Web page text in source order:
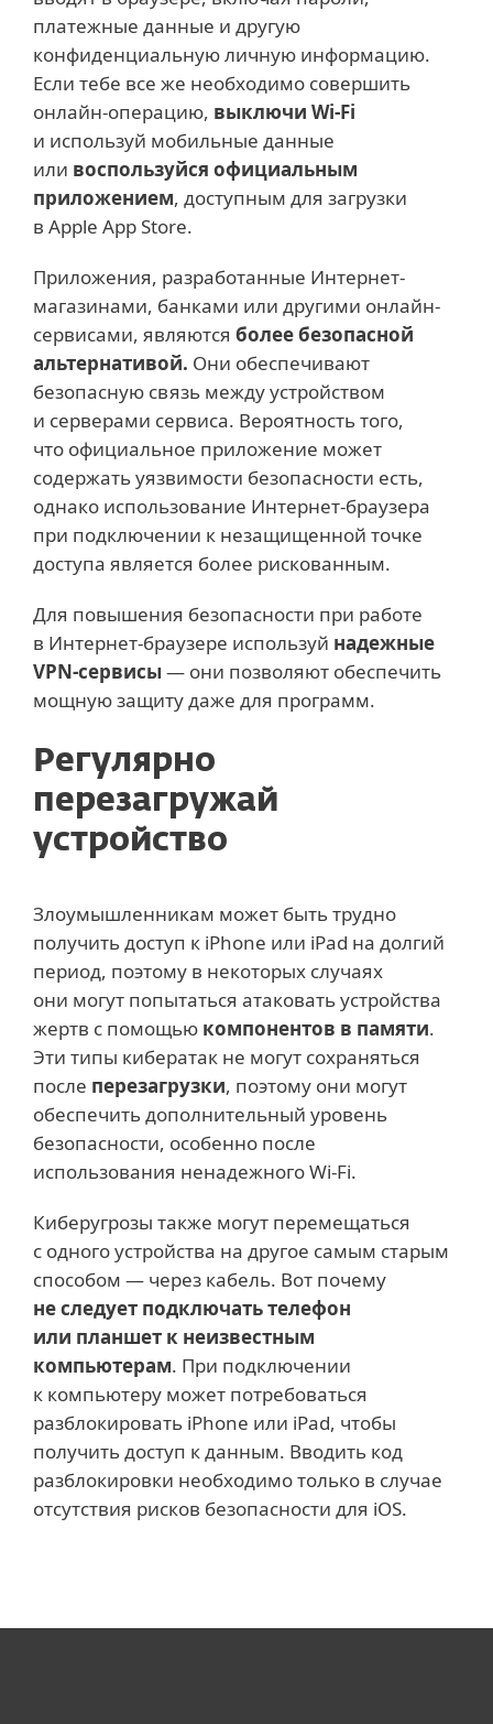
платежные данные и другую
конфиденциальную личную информацию.
Если тебе все же необходимо совершить
онлайн-операцию, выключи Wi-Fi
и используй мобильные данные
или воспользуйся официальным
приложением, доступным для загрузки
в Apple App Store.
Приложения, разработанные Интернет-
магазинами, банками или другими онлайн-
сервисами, являются более безопасной
альтернативой. Они обеспечивают
безопасную связь между устройством
и серверами сервиса. Вероятность того,
что официальное приложение может
содержать уязвимости безопасности есть,
однако использование Интернет-браузера
при подключении к незащищенной точке
доступа является более рискованным.
Для повышения безопасности при работе
в Интернет-браузере используй надежные
VPN-сервисы— они позволяют обеспечить
мощную защиту даже для программ.
Регулярно
перезагружай
устройство
Злоумышленникам может быть трудно
получить доступ к iPhone или iPad на долгий
период, поэтому в некоторых случаях
они могут попытаться атаковать устройства
жертв с помощью компонентов в памяти.
Эти типы кибератак не могут сохраняться
после перезагрузки, поэтому они могут
обеспечить дополнительный уровень
безопасности, особенно после
использования ненадежного Wi-Fi.
Киберугрозы также могут перемещаться
с одного устройства на другое самым старым
способом — через кабель. Вот почему
не следует подключать телефон
или планшет к неизвестным
компьютерам. При подключении
к компьютеру может потребоваться
разблокировать iPhone или iPad, чтобы
получить доступ к данным. Вводить код
разблокировки необходимо только в случае
отсутствия рисков безопасности для iOS.